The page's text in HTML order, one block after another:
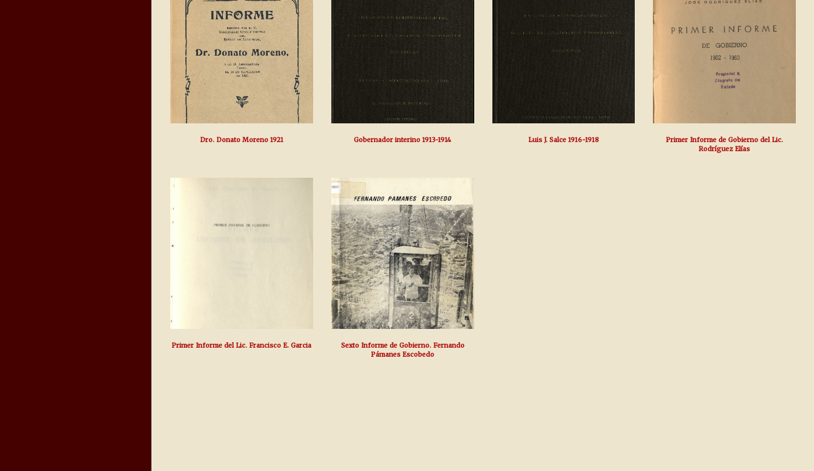
Dro. Donato Moreno 1921 Gobernador interino 1913-1914 Luis J. Salce 1916-1918
Primer Informe de Gobierno del Lic.
Rodríguez Elías
Primer Informe del Lic. Francisco E. Garcia
Sexto Informe de Gobierno. Fernando
Pámanes Escobedo